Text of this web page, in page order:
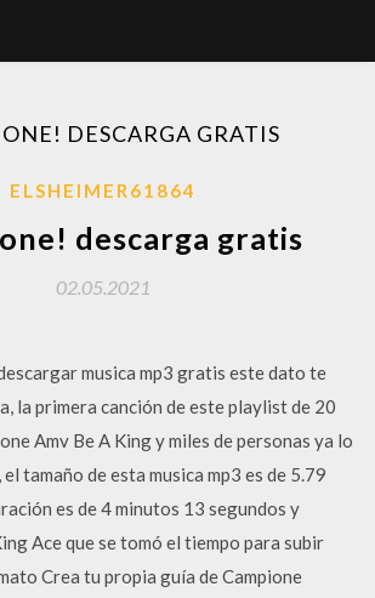
DESCARGA GRATIS
ELSHEIMER61864
descarga gratis
02.05.2021
musica mp3 gratis este dato te
la primera canción de este playlist de 20
Amv Be A King y miles de personas ya lo
tamaño de esta musica mp3 es de 5.79
es de 4 minutos 13 segundos y
Ace que se tomó el tiempo para subir
Crea tu propia guía de Campione